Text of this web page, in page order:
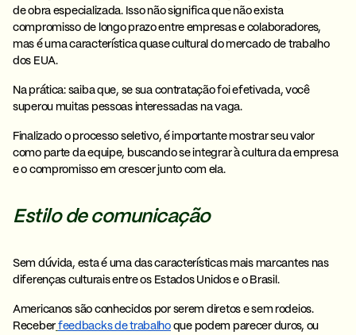
de obra especializada. Isso não significa que não exista
compromisso de longo prazo entre empresas e colaboradores,
mas é uma característica quase cultural do mercado de trabalho
dos EUA.
Na prática: saiba que, se sua contratação foi efetivada, você
superou muitas pessoas interessadas na vaga.
Finalizado o processo seletivo, é importante mostrar seu valor
como parte da equipe, buscando se integrar à cultura da empresa
e o compromisso em crescer junto com ela.
Estilo de comunicação
Sem dúvida, esta é uma das características mais marcantes nas
diferenças culturais entre os Estados Unidos e o Brasil.
Americanos são conhecidos por serem diretos e sem rodeios.
Receber feedbacks de trabalhoque podem parecer duros, ou